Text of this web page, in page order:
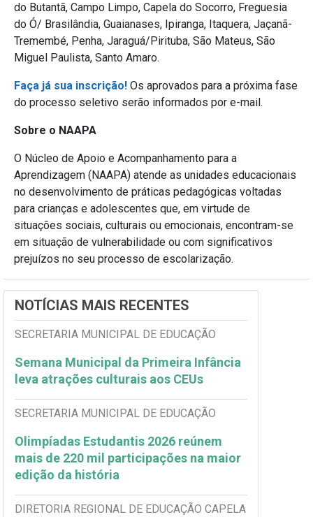
do Butantã, Campo Limpo, Capela do Socorro, Freguesia
do Ó/ Brasilândia, Guaianases, Ipiranga, Itaquera, Jaçanã-
Tremembé, Penha, Jaraguá/Pirituba, São Mateus, São
Miguel Paulista, Santo Amaro.
Faça já sua inscrição! Os aprovados para a próxima fase
do processo seletivo serão informados por e-mail.
Sobre o NAAPA
O Núcleo de Apoio e Acompanhamento para a
Aprendizagem (NAAPA) atende as unidades educacionais
no desenvolvimento de práticas pedagógicas voltadas
para crianças e adolescentes que, em virtude de
situações sociais, culturais ou emocionais, encontram-se
em situação de vulnerabilidade ou com significativos
prejuízos no seu processo de escolarização.
NOTÍCIAS MAIS RECENTES
SECRETARIA MUNICIPAL DE EDUCAÇÃO
Semana Municipal da Primeira Infância
leva atrações culturais aos CEUs
SECRETARIA MUNICIPAL DE EDUCAÇÃO
Olimpíadas Estudantis 2026 reúnem
mais de 220 mil participações na maior
edição da história
DIRETORIA REGIONAL DE EDUCAÇÃO CAPELA